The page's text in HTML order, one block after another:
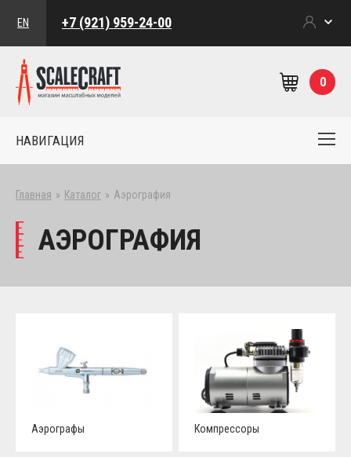
EN +7 (921) 959-24-00
0
НАВИГАЦИЯ
Главная » Каталог » Аэрография
АЭРОГРАФИЯ
Аэрографы Компрессоры